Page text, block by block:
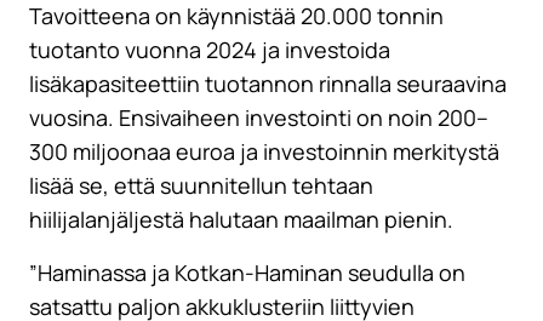
Tavoitteena on käynnistää 20.000 tonnin
tuotanto vuonna 2024 ja investoida
lisäkapasiteettiin tuotannon rinnalla seuraavina
vuosina. Ensivaiheen investointi on noin 200–
300 miljoonaa euroa ja investoinnin merkitystä
lisää se, että suunnitellun tehtaan
hiilijalanjäljestä halutaan maailman pienin.
”Haminassa ja Kotkan-Haminan seudulla on
satsattu paljon akkuklusteriin liittyvien